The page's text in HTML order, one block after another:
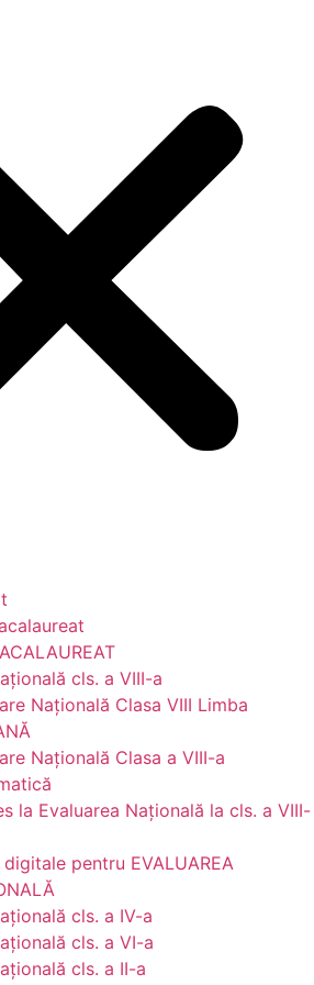
cls. a VIII-a
Naţională Clasa VIII Limba
Naţională Clasa a VIII-a
la Evaluarea Națională la cls. a VIII-
digitale pentru EVALUAREA
cls. a IV-a
cls. a VI-a
cls. a II-a